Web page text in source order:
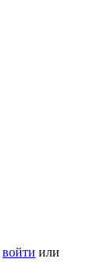
войти или